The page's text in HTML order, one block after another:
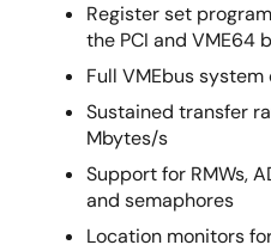
Register set
the PCI and VME64
Full VMEbus
Sustained transfer
Mbytes/s
Support for RMWs,
and semaphores
Location monitors